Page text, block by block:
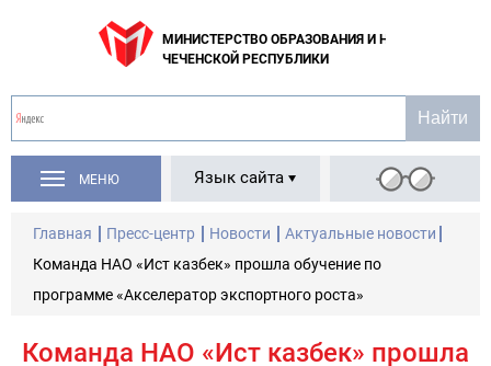
МИНИСТЕРСТВО ОБРАЗОВАНИЯ И НАУКИ
ЧЕЧЕНСКОЙ РЕСПУБЛИКИ
МЕНЮ Язык сайта
Главная Пресс-центр Новости
Актуальные новости
Команда НАО «Ист казбек» прошла обучение по
программе «Акселератор экспортного роста»
Команда НАО «Ист казбек» прошла